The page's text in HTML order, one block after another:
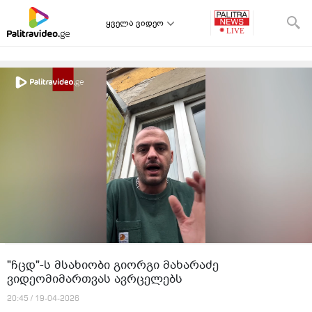
ყველა ვიდეო
"ჩცდ"-ს მსახიობი გიორგი მახარაძე
ვიდეომიმართვას ავრცელებს
20:45 / 19-04-2026